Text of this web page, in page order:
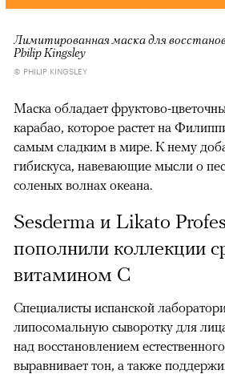
Лимитированная маска для
Philip Kingsley
© PHILIP KINGSLEY
Маска обладает фруктово-
карабао, которое растет на
самым сладким в мире. К нему
гибискуса, навевающие мысли о
соленых волнах океана.
Sesderma и Likato
пополнили коллекции
витамином С
Специалисты испанской
липосомальную сыворотку для
над восстановлением
выравнивает тон, а также